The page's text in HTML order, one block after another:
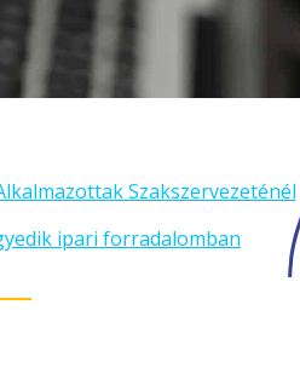
Szakszervezeténél
ipari forradalomban